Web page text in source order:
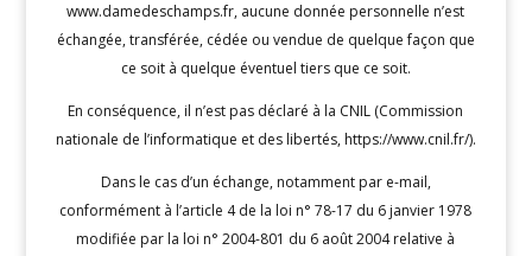
www.damedeschamps.fr, aucune donnée personnelle n’est
échangée, transférée, cédée ou vendue de quelque façon que
ce soit à quelque éventuel tiers que ce soit.
En conséquence, il n’est pas déclaré à la CNIL (Commission
nationale de l’informatique et des libertés, https://www.cnil.fr/).
Dans le cas d’un échange, notamment par e-mail,
conformément à l’article 4 de la loi n° 78-17 du 6 janvier 1978
modifiée par la loi n° 2004-801 du 6 août 2004 relative à